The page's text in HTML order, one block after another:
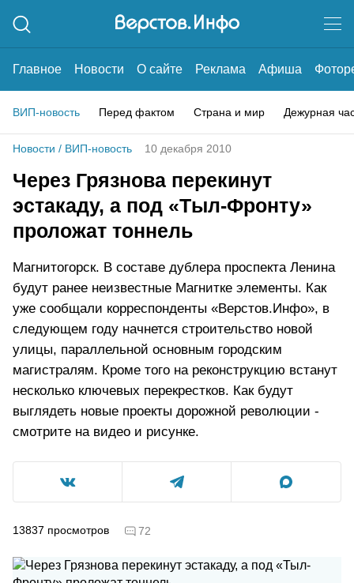
Главное Новости О сайте Реклама Афиша
ВИП-новость Перед фактом Страна и мир Дежурная
Новости / ВИП-новость 10 декабря 2010
Через Грязнова перекинут
эстакаду, а под «Тыл-Фронту»
проложат тоннель
Магнитогорск. В составе дублера проспекта Ленина
будут ранее неизвестные Магнитке элементы. Как
уже сообщали корреспонденты «Верстов.Инфо», в
следующем году начнется строительство новой
улицы, параллельной основным городским
магистралям. Кроме того на реконструкцию встанут
несколько ключевых перекрестков. Как будут
выглядеть новые проекты дорожной революции -
смотрите на видео и рисунке.
13837 просмотров 72